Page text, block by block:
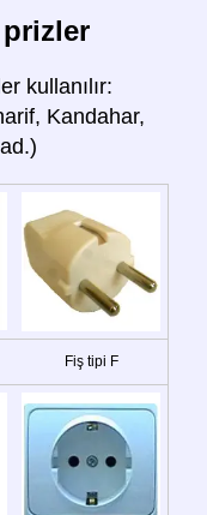
kullanılır:
Kandahar,
Fiş tipi F